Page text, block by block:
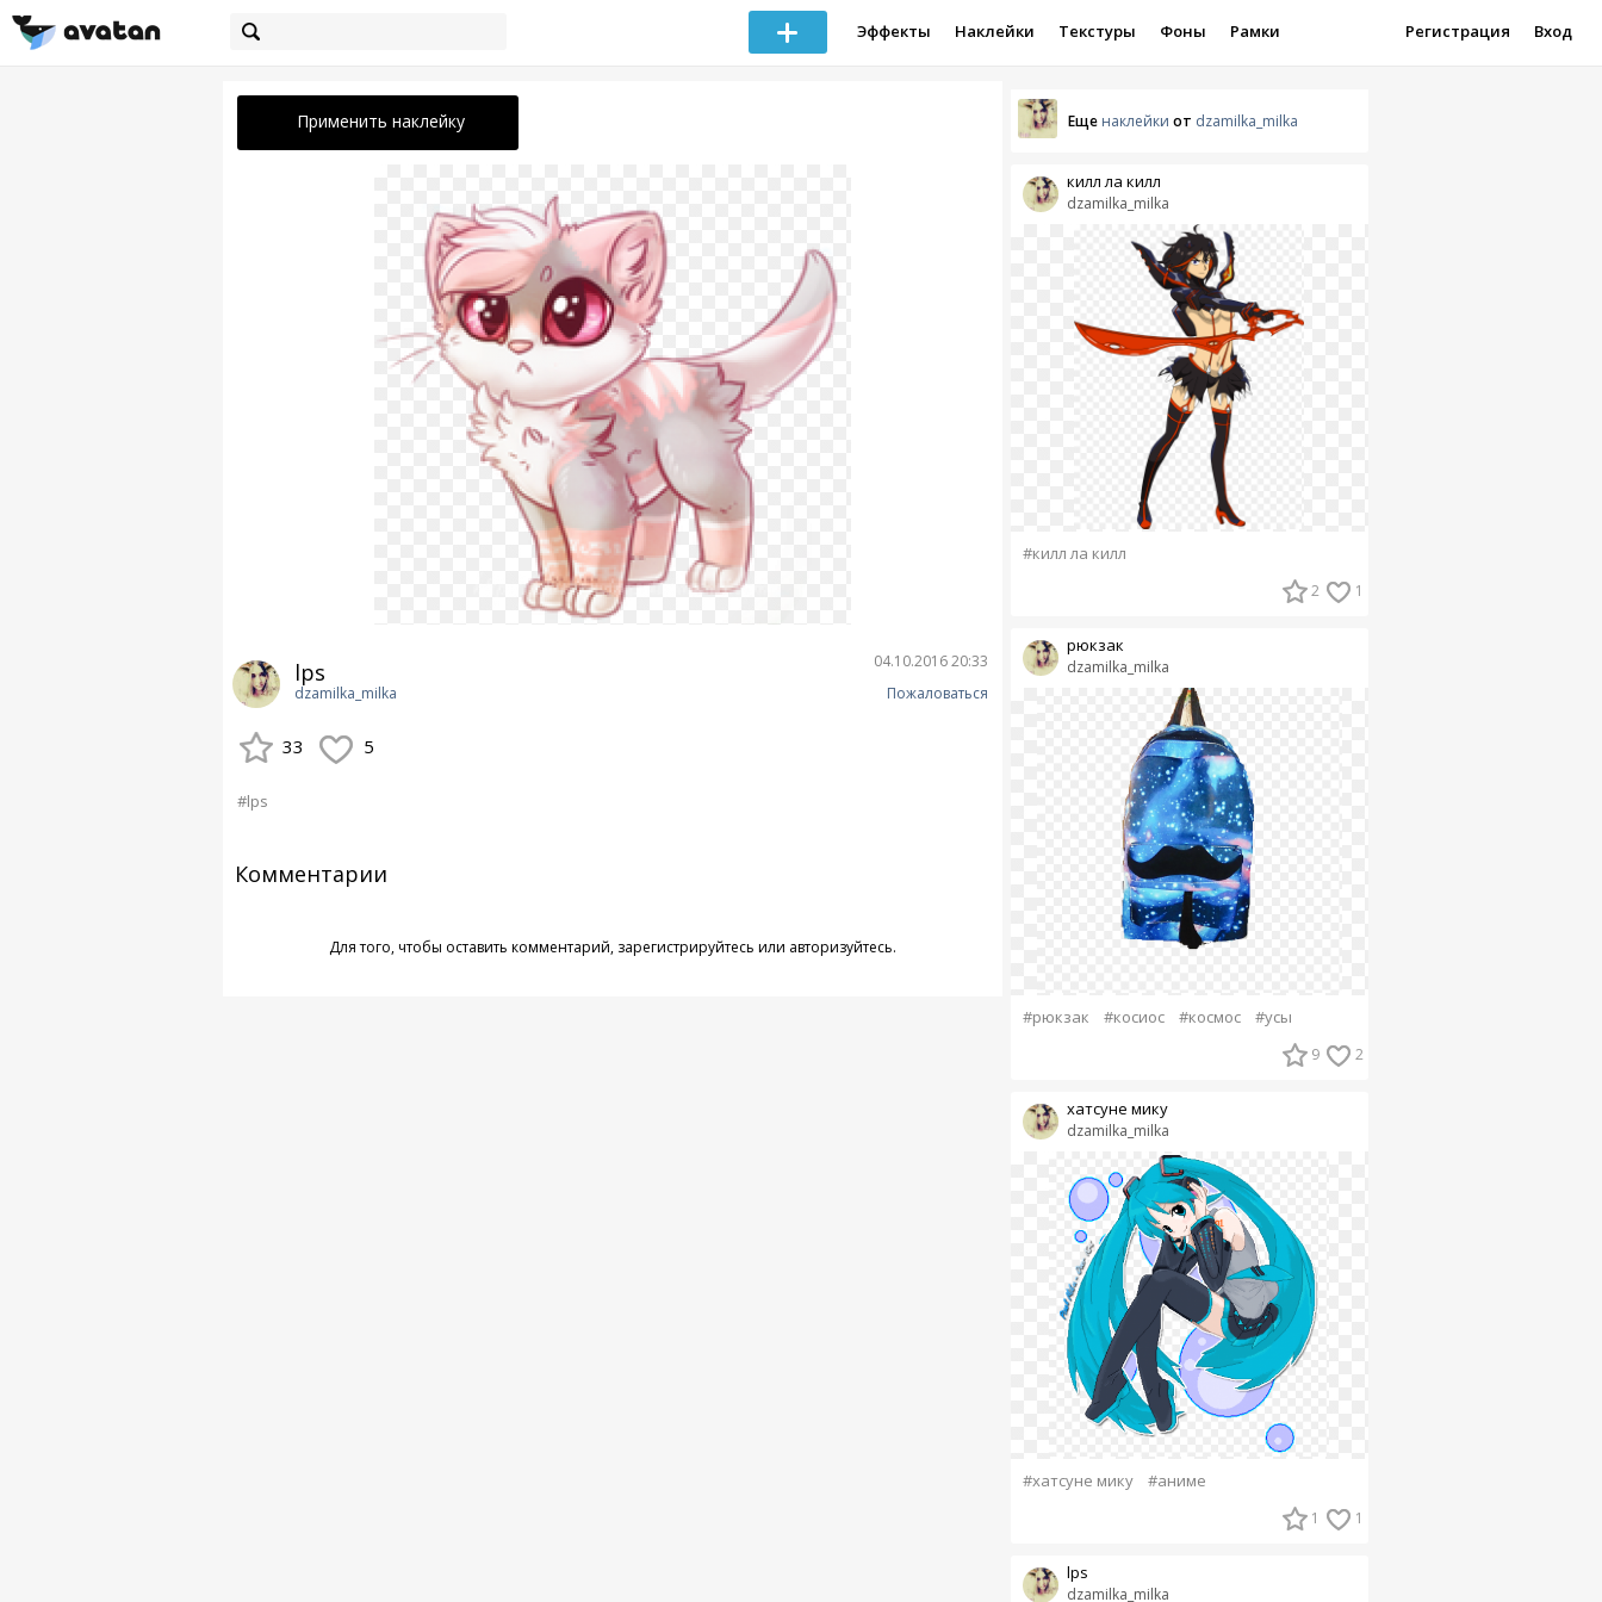
Эффекты Наклейки Текстуры Фоны Рамки Регистрация Вход
Применить наклейку
lps
dzamilka_milka
04.10.2016 20:33
Пожаловаться
33 5
#lps
Комментарии
Для того, чтобы оставить комментарий, зарегистрируйтесь или авторизуйтесь.
Еще наклейки от dzamilka_milka
dzamilka_milka
килл ла килл
#килл ла килл
2 1
dzamilka_milka
рюкзак
#рюкзак #косиос #космос #усы
9 2
dzamilka_milka
хатсуне мику
#хатсуне мику #аниме
1 1
dzamilka_milka
lps